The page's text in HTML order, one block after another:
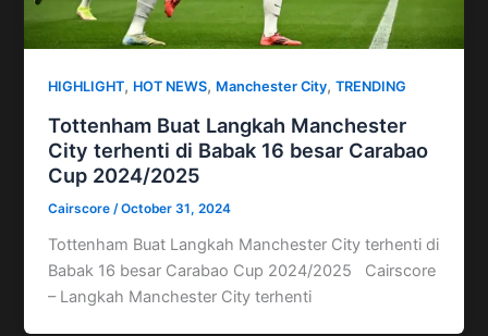
HIGHLIGHT, HOT NEWS, Manchester City,TRENDING
Tottenham Buat Langkah Manchester
City terhenti di Babak 16 besar Carabao
Cup 2024/2025
Cairscore/October 31, 2024
Tottenham Buat Langkah Manchester City terhenti di
Babak 16 besar Carabao Cup 2024/2025 Cairscore
– Langkah Manchester City terhenti